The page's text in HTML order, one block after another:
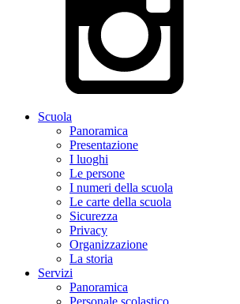
Scuola
Panoramica
Presentazione
I luoghi
Le persone
I numeri della scuola
Le carte della scuola
Sicurezza
Privacy
Organizzazione
La storia
Servizi
Panoramica
Personale scolastico